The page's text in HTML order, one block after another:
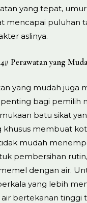
yang tepat,
mencapai puluhan
aslinya.
4# Perawatan yang
yang mudah juga
bagi pemilih
batu sikat
khusus membuat
mudah
pembersihan
dengan air.
yang lebih
bertekanan tinggi